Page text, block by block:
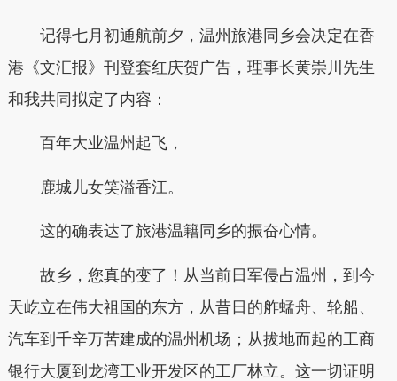
记得七月初通航前夕，温州旅港同乡会决定在香
港《文汇报》刊登套红庆贺广告，理事长黄崇川先生
和我共同拟定了内容：
百年大业温州起飞，
鹿城儿女笑溢香江。
这的确表达了旅港温籍同乡的振奋心情。
故乡，您真的变了！从当前日军侵占温州，到今
天屹立在伟大祖国的东方，从昔日的舴蜢舟、轮船、
汽车到千辛万苦建成的温州机场；从拔地而起的工商
银行大厦到龙湾工业开发区的工厂林立。这一切证明